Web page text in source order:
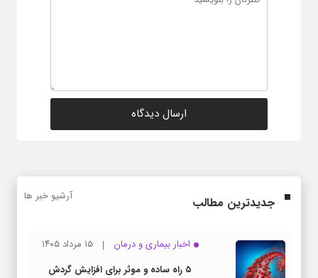
جدیدترین مطالب آرشیو خبر ها
اخبار بیماری و درمان
۱۵ مرداد ۱۴۰۵
۵ راه ساده و موثر برای افزایش گردش